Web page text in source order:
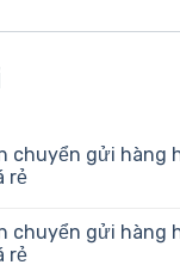
chuyển gửi hàng
rẻ
chuyển gửi hàng
rẻ